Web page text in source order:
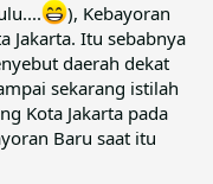
), Kebayoran
Jakarta. Itu sebabnya
daerah dekat
sekarang istilah
Kota Jakarta pada
Baru saat itu